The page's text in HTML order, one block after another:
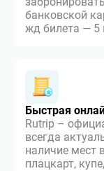
банковской
жд билета — 5
Быстрая
Rutrip –
всегда
наличие мест
плацкарт,